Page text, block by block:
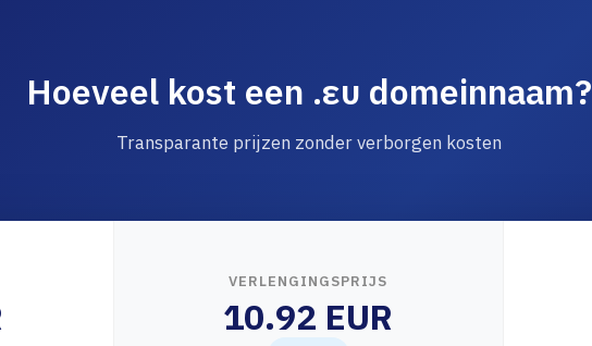
Hoeveel kost een .ευ domeinnaam?
Transparante prijzen zonder verborgen kosten
VERLENGINGSPRIJS
10.92 EUR